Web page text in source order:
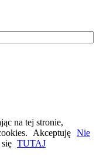
na tej stronie,
Akceptuję Nie
TUTAJ